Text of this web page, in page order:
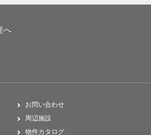
へ
お問い合わせ
周辺施設
物件カタログ